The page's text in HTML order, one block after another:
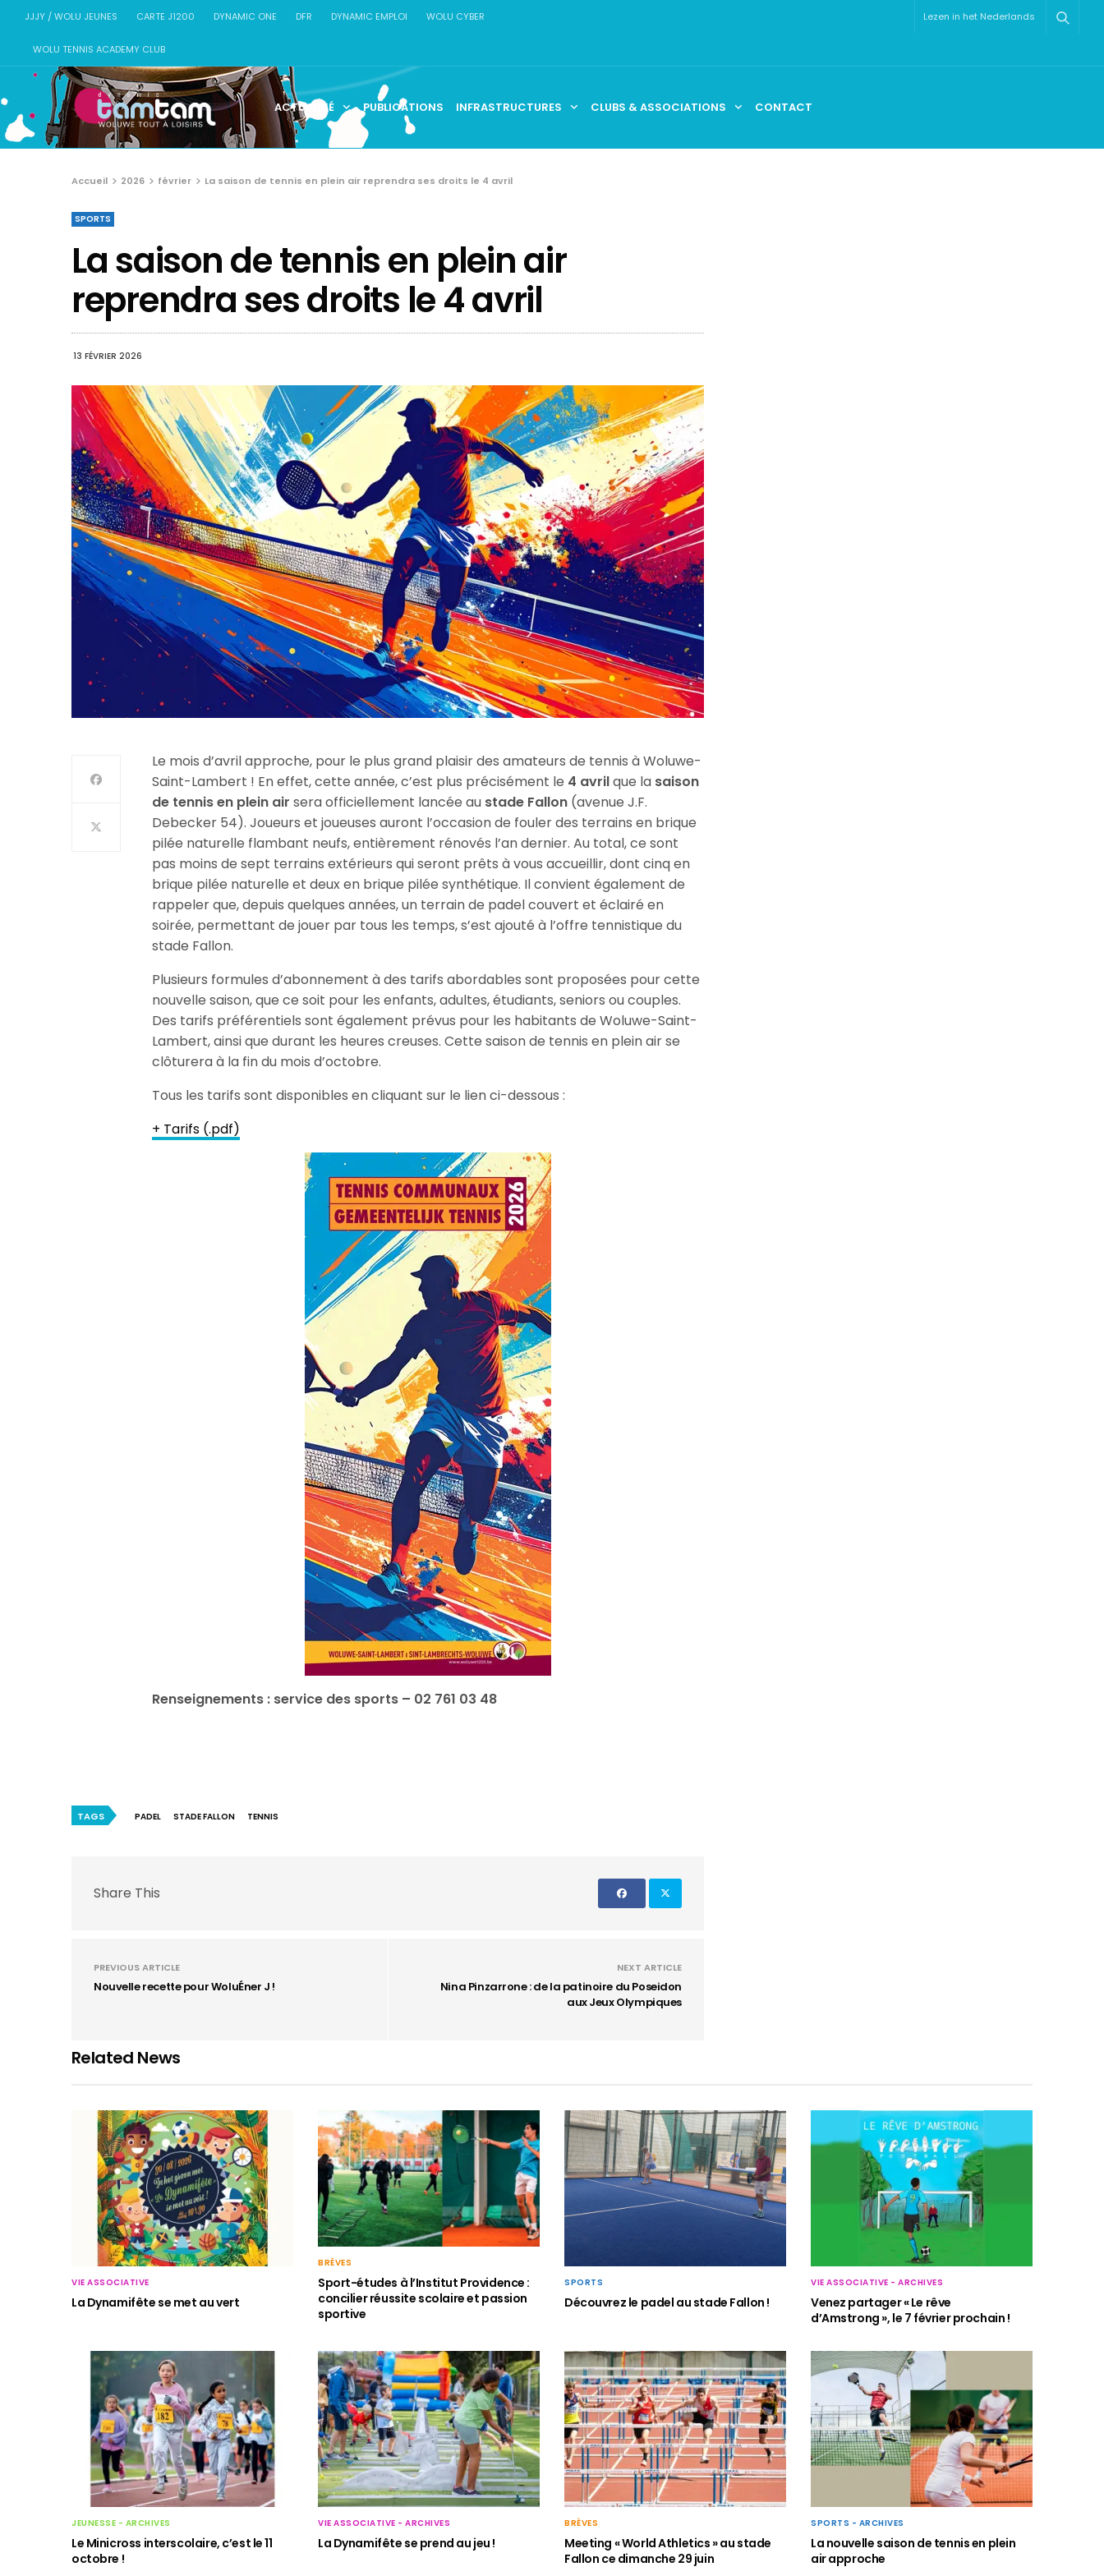
JJJY / WOLU JEUNES CARTE J1200 DYNAMIC ONE DFR DYNAMIC EMPLOI WOLU CYBER
WOLU TENNIS ACADEMY CLUB
Lezen in het Nederlands
ACTUALITÉ PUBLICATIONS INFRASTRUCTURES CLUBS & ASSOCIATIONS CONTACT
Accueil 2026 février La saison de tennis en plein air reprendra ses droits le 4 avril
SPORTS
La saison de tennis en plein air
reprendra ses droits le 4 avril
13 FÉVRIER 2026
Le mois d’avril approche, pour le plus grand plaisir des amateurs de tennis à Woluwe-
Saint-Lambert ! En effet, cette année, c’est plus précisément le 4 avrilque la saison
de tennis en plein air sera officiellement lancée au stade Fallon (avenue J.F.
Debecker 54). Joueurs et joueuses auront l’occasion de fouler des terrains en brique
pilée naturelle flambant neufs, entièrement rénovés l’an dernier. Au total, ce sont
pas moins de sept terrains extérieurs qui seront prêts à vous accueillir, dont cinq en
brique pilée naturelle et deux en brique pilée synthétique. Il convient également de
rappeler que, depuis quelques années, un terrain de padel couvert et éclairé en
soirée, permettant de jouer par tous les temps, s’est ajouté à l’offre tennistique du
stade Fallon.
Plusieurs formules d’abonnement à des tarifs abordables sont proposées pour cette
nouvelle saison, que ce soit pour les enfants, adultes, étudiants, seniors ou couples.
Des tarifs préférentiels sont également prévus pour les habitants de Woluwe-Saint-
Lambert, ainsi que durant les heures creuses. Cette saison de tennis en plein air se
clôturera à la fin du mois d’octobre.
Tous les tarifs sont disponibles en cliquant sur le lien ci-dessous :
+ Tarifs (.pdf)
Renseignements : service des sports – 02 761 03 48
TAGS PADEL STADE FALLON TENNIS
Share This
PREVIOUS ARTICLE
Nouvelle recette pour WoluÉner J !
NEXT ARTICLE
Nina Pinzarrone : de la patinoire du Poseidon
aux Jeux Olympiques
Related News
VIE ASSOCIATIVE
La Dynamifête se met au vert
BRÈVES
Sport-études à l’Institut Providence :
concilier réussite scolaire et passion
sportive
SPORTS
Découvrez le padel au stade Fallon !
VIE ASSOCIATIVE - ARCHIVES
Venez partager « Le rêve
d’Amstrong », le 7 février prochain !
JEUNESSE - ARCHIVES
Le Minicross interscolaire, c’est le 11
octobre !
VIE ASSOCIATIVE - ARCHIVES
La Dynamifête se prend au jeu !
BRÈVES
Meeting « World Athletics » au stade
Fallon ce dimanche 29 juin
SPORTS - ARCHIVES
La nouvelle saison de tennis en plein
air approche